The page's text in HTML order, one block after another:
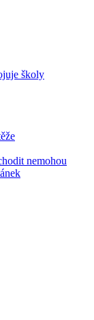
školy
nemohou